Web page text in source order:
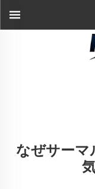
なぜサーマ